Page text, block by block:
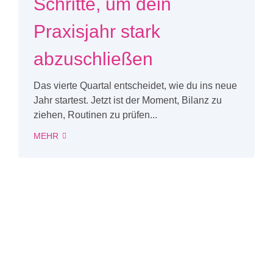
Schritte, um dein
Praxisjahr stark
abzuschließen
Das vierte Quartal entscheidet, wie du ins neue
Jahr startest. Jetzt ist der Moment, Bilanz zu
ziehen, Routinen zu prüfen...
MEHR